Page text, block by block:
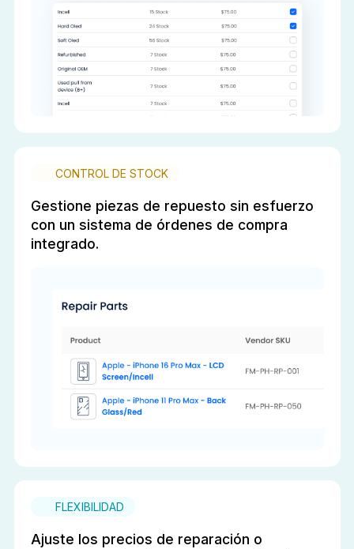
CONTROL DE STOCK
Gestione piezas de repuesto sin esfuerzo
con un sistema de órdenes de compra
integrado.
FLEXIBILIDAD
Ajuste los precios de reparación o